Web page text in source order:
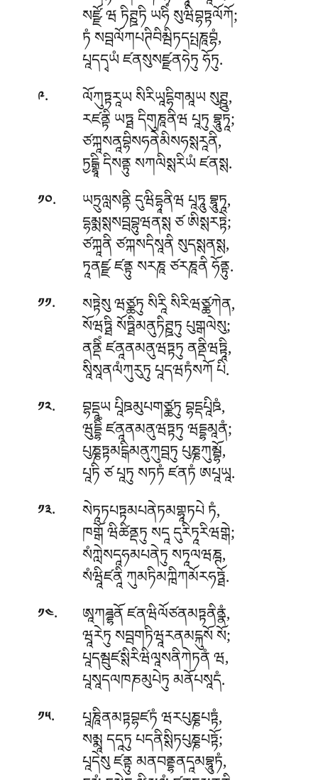
སཛྫོ ཝ ཏིཊྛཏི ཡཧིཾ སུཝིབྷཏྟལོཀོ;
ཏཾ སབྦལོཀཔཊིབིམྦིཏདཔྤཎཱབྷཾ,
པཱདདྭཡཾ ཛནསུསཛྫནཧེཏུ ཧོཏུ.
༩. ལོཀུཏྟརཱཡ སིརིཡཱདྷིགམཱཡ སུཊྛུ,
རཛནྟི ཡཏྠ དིགུཎཱནིཝ པཱཏུ བྷཱུཏཱ;
ཙཀྐཱསནཱབྷིསཧནེམིསཧསྶརཱནི,
ཏྱངྒྷཱི དིསནྟུ སཀལིསྶརིཡཾ ཛནསྶ.
༡༠. ཡཏྲུལླསནྟི དུཝིདྷཱནིཝ པཱཏཱུ བྷཱུཏཱ,
དྷམྨསྶསབྦབྷུཝནསྶ ཙ ཨིསྶརཏྟེ;
ཙཀྐཱནི ཙཀྐསདིསཱནི སུདསྶནསྶ,
ཏཱནཛྫ ཛནྟུ སརཎཱ ཙརཎཱནི ཧོནྟུ.
༡༡. སཏྟེསུ ཝཙྪཏུ སིརཱི སིརིཝཙྪཀེན,
སོཝཏྠི སོཏྠིམནུཏིཊྛཏུ པུགྒལེསུ;
ནནྡིཾ ཛནཱནམནུཝཏྟཏུ ནནྡིཝཏྟཱི,
སཱིསཱནལཾཀུརུཏུ པཱདཝཏཾསཀོ པི.
༡༢. བྷདྡཱཡ པཱིཋམུཔགཙྪཏུ བྷདྡཔཱིཋཾ,
ཝུདྡྷིཾ ཛནཱནམནུཝཏྟཏུ ཝདྡྷམཱནཾ;
པུཎྞཏྟམངྒིམནུཀུབྦཏུ པུཎྞཀུམྦྷོ,
པཱཏི ཙ པཱཏུ སཏཏཾ ཛནཏཾ ཨཔཱཡཱ.
༡༣. སེཏཱཏཔཏྟམཔནེཏམགྷཱཏཔེ ཏཾ,
ཁགྒོ ཝིཚིནྡཏུ སདཱ དུརིཏཱརིཝགྒེ;
སཾཀླེསདཱཧམཔནེཏུ སཏཱལཝཎྚ,
སཾཝཱིཛནཱི ཀུམཏིམཀྑིཀམོརཧཏྠོ.
༡༤. ཨཱཀཌྜྷནོ ཛནཝིལོཙནམཏྟནིནྣཾ,
ཝཱརེཏུ སབྦགཏིཝཱརནམངྐུསོ སོ;
པཱདམྦུཛསྶིརིཝིལཱསནིཀེཏནཾ ཝ,
པཱསཱདལཁཎམུཔེཏུ མནོཔསཱདཾ.
༡༥. པཱཎཱིནམཏྟབྷཛཏཾ ཝརཔུཎྞཔཏྟཾ,
སམྨཱ དདཱཏུ པདནིསྶིཏཔུཎྞཔཏྟོ;
པཱདེསུ ཛནྟུ མནབནྡྷནདཱམབྷཱུཏཾ,